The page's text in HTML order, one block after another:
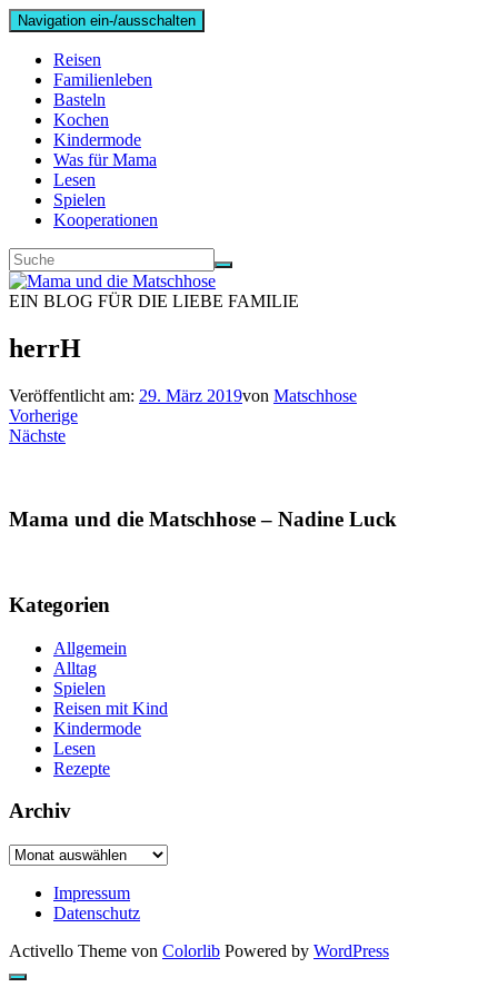
Navigation ein-/ausschalten
Reisen
Familienleben
Basteln
Kochen
Kindermode
Was für Mama
Lesen
Spielen
Kooperationen
EIN BLOG FÜR DIE LIEBE FAMILIE
herrH
Veröffentlicht am: 29. März 2019von Matschhose
Vorherige
Nächste
Mama und die Matschhose – Nadine Luck
Kategorien
Allgemein
Alltag
Spielen
Reisen mit Kind
Kindermode
Lesen
Rezepte
Archiv
Archiv
Impressum
Datenschutz
Activello Theme von Colorlib Powered by WordPress